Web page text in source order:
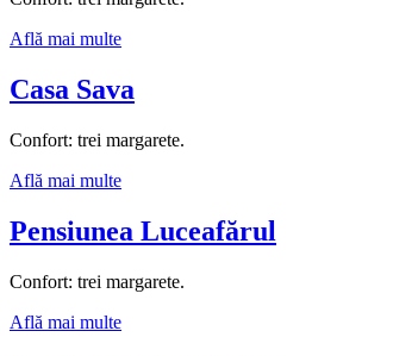
Află mai multe
Casa Sava
Confort: trei margarete.
Află mai multe
Pensiunea Luceafărul
Confort: trei margarete.
Află mai multe